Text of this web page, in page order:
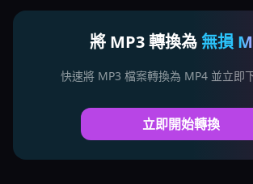
將 MP3 轉換為 無損
快速將 MP3 檔案轉換為 MP4 並立即
立即開始轉換